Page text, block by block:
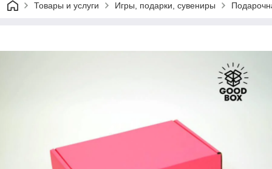
Товары и услуги Игры, подарки, сувениры